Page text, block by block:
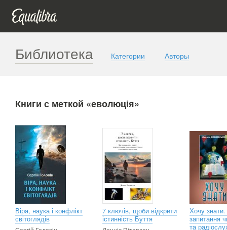
Библиотека Категории Авторы
Книги с меткой «еволюція»
Віра, наука і конфлікт
світоглядів
7 ключів, щоби відкрити
істинність Буття
Хочу знати.
запитання
та